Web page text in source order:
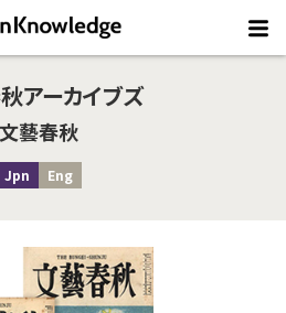
アーカイブズ
文藝春秋
Jpn Eng